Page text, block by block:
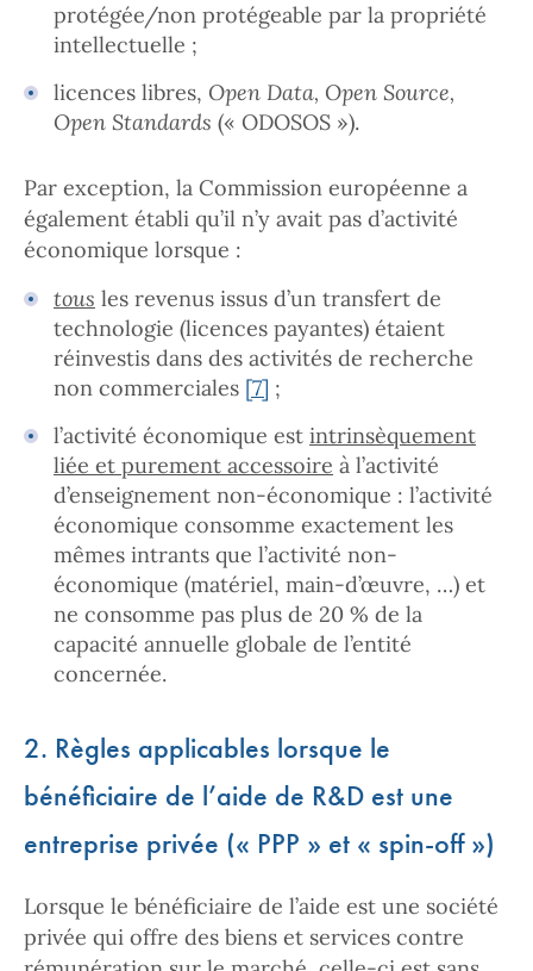
protégée/non protégeable par la propriété
intellectuelle ;
licences libres, Open Data, Open Source,
Open Standards (« ODOSOS »).
Par exception, la Commission européenne a
également établi qu’il n’y avait pas d’activité
économique lorsque :
tous les revenus issus d’un transfert de
technologie (licences payantes) étaient
réinvestis dans des activités de recherche
non commerciales [7] ;
l’activité économique est intrinsèquement
liée et purement accessoire à l’activité
d’enseignement non-économique : l’activité
économique consomme exactement les
mêmes intrants que l’activité non-
économique (matériel, main-d’œuvre, …) et
ne consomme pas plus de 20 % de la
capacité annuelle globale de l’entité
concernée.
2. Règles applicables lorsque le
bénéficiaire de l’aide de R&D est une
entreprise privée (« PPP » et « spin-off »)
Lorsque le bénéficiaire de l’aide est une société
privée qui offre des biens et services contre